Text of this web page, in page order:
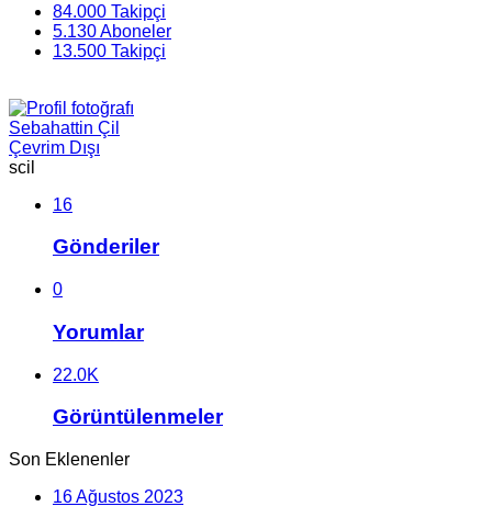
84.000 Takipçi
5.130Aboneler
13.500 Takipçi
Sebahattin Çil
Çevrim Dışı
scil
16
Gönderiler
0
Yorumlar
22.0K
Görüntülenmeler
Son Eklenenler
16 Ağustos 2023